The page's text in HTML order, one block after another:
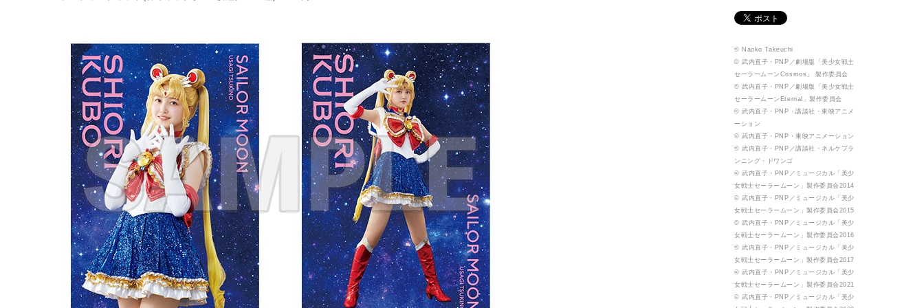
© Naoko Takeuchi
© 武内直子・PNP／劇場版「美少女戦士
セーラームーンCosmos」 製作委員会
© 武内直子・PNP／劇場版「美少女戦士
セーラームーンEternal」製作委員会
© 武内直子・PNP・講談社・東映アニメ
ーション
© 武内直子・PNP・東映アニメーション
© 武内直子・PNP／講談社・ネルケプラ
ンニング・ドワンゴ
© 武内直子・PNP／ミュージカル「美少
女戦士セーラームーン」製作委員会2014
© 武内直子・PNP／ミュージカル「美少
女戦士セーラームーン」製作委員会2015
© 武内直子・PNP／ミュージカル「美少
女戦士セーラームーン」製作委員会2016
© 武内直子・PNP／ミュージカル「美少
女戦士セーラームーン」製作委員会2017
© 武内直子・PNP／ミュージカル「美少
女戦士セーラームーン」製作委員会2021
© 武内直子・PNP／ミュージカル「美少